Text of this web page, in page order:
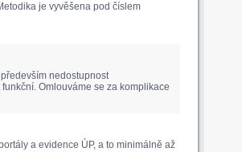
je vyvěšena pod číslem
nedostupnost
Omlouváme se za komplikace
a evidence ÚP, a to minimálně až